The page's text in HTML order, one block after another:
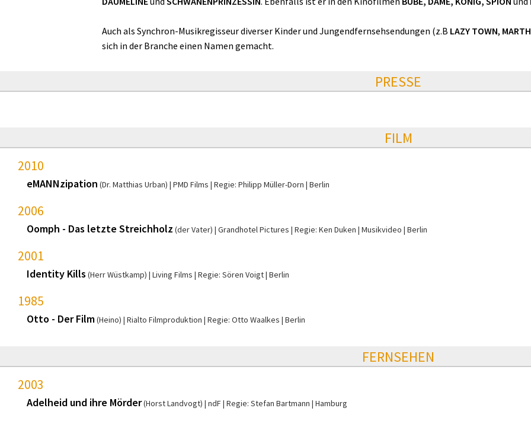
Auch als Synchron-Musikregisseur diverser Kinder und Jungendfernsehsendungen (z.B LAZY TOWN,
sich in der Branche einen Namen gemacht.
PRESSE
FILM
2010
eMANNzipation (Dr. Matthias Urban) PMD Films Regie: Philipp Müller-Dorn Berlin
2006
Oomph - Das letzte Streichholz (der Vater) Grandhotel Pictures Regie: Ken Duken Musikvideo Berlin
2001
Identity Kills (Herr Wüstkamp) Living Films Regie: Sören Voigt Berlin
1985
Otto - Der Film(Heino) Rialto Filmproduktion Regie: Otto Waalkes Berlin
FERNSEHEN
2003
Adelheid und ihre Mörder(Horst Landvogt) ndF Regie: Stefan Bartmann Hamburg